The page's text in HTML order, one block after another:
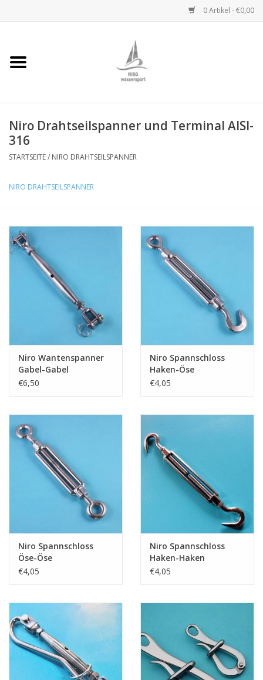
0 Artikel - €0,00
Startseite
Niro Ketten
Niro Drahtseile
Niro Zubehör
Niro Deckbeschläge
Niro Schäkel
Niro Drahtseilspanner
Niro Haken
Niro Drahtseilspanner und Terminal AISI-
316
STARTSEITE/ NIRO DRAHTSEILSPANNER
NIRO DRAHTSEILSPANNER
Niro Wantenspanner
Gabel-Gabel
€6,50
Niro Spannschloss
Haken-Öse
€4,05
Niro Spannschloss
Öse-Öse
€4,05
Niro Spannschloss
Haken-Haken
€4,05